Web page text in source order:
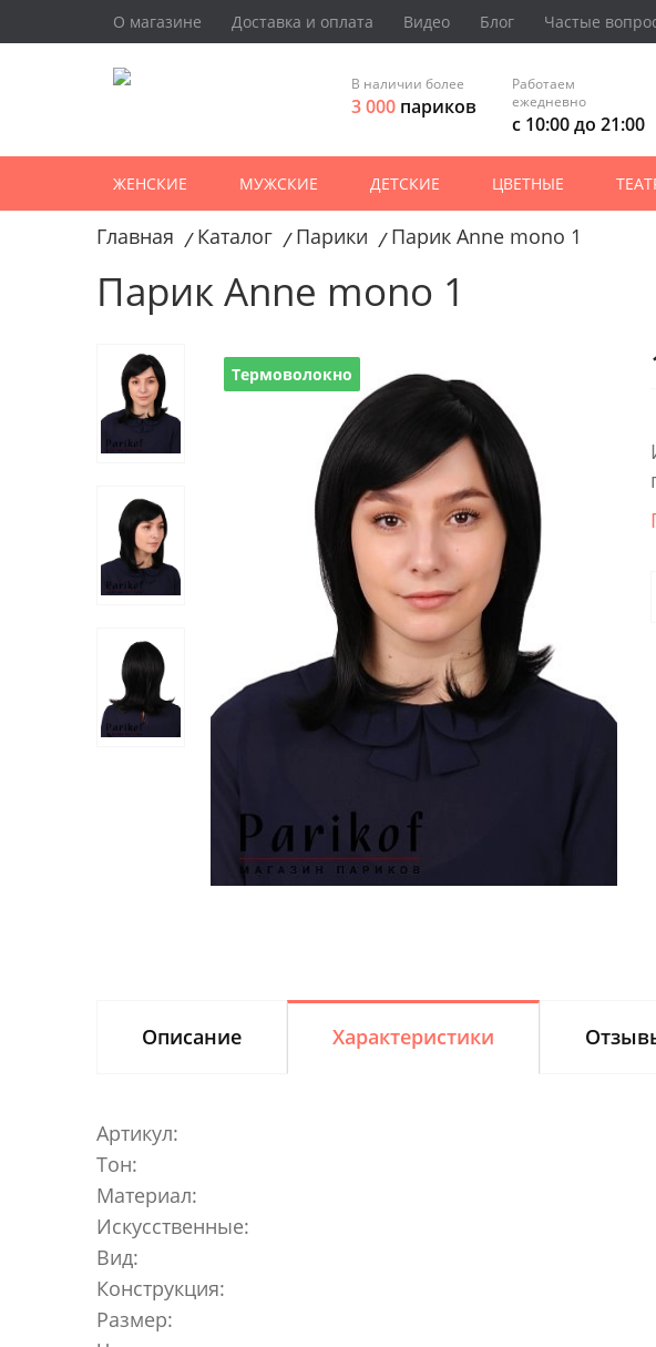
О магазине Доставка и оплата Видео Блог Частые
В наличии более
3 000 париков
Работаем
ежедневно
с 10:00 до 21:00
ЖЕНСКИЕ МУЖСКИЕ ДЕТСКИЕ ЦВЕТНЫЕ
Главная / Каталог / Парики / Парик Anne mono 1
Парик Anne mono 1
Термоволокно
Описание Характеристики
Артикул:
Тон:
Материал:
Искусственные:
Вид:
Конструкция:
Размер: